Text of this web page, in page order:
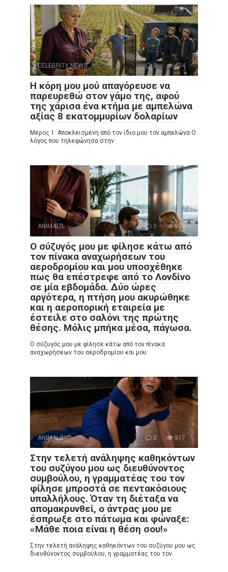
CELEBRITY NEWS 0 434
Η κόρη μου μού απαγόρευσε να
παρευρεθώ στον γάμο της, αφού
της χάρισα ένα κτήμα με αμπελώνα
αξίας 8 εκατομμυρίων δολαρίων
Μέρος 1: Αποκλεισμένη από τον ίδιο μου τον αμπελώνα Ο
λόγος που τηλεφώνησα στην
ANIMALS 0 589
Ο σύζυγός μου με φίλησε κάτω από
τον πίνακα αναχωρήσεων του
αεροδρομίου και μου υποσχέθηκε
πως θα επέστρεφε από το Λονδίνο
σε μία εβδομάδα. Δύο ώρες
αργότερα, η πτήση μου ακυρώθηκε
και η αεροπορική εταιρεία με
έστειλε στο σαλόνι της πρώτης
θέσης. Μόλις μπήκα μέσα, πάγωσα.
Ο σύζυγός μου με φίλησε κάτω από τον πίνακα
αναχωρήσεων του αεροδρομίου και μου
ANIMALS 0 317
Στην τελετή ανάληψης καθηκόντων
του συζύγου μου ως διευθύνοντος
συμβούλου, η γραμματέας του τον
φίλησε μπροστά σε πεντακόσιους
υπαλλήλους. Όταν τη διέταξα να
απομακρυνθεί, ο άντρας μου με
έσπρωξε στο πάτωμα και φώναξε:
«Μάθε ποια είναι η θέση σου!»
Στην τελετή ανάληψης καθηκόντων του συζύγου μου ως
διευθύνοντος συμβούλου, η γραμματέας του τον